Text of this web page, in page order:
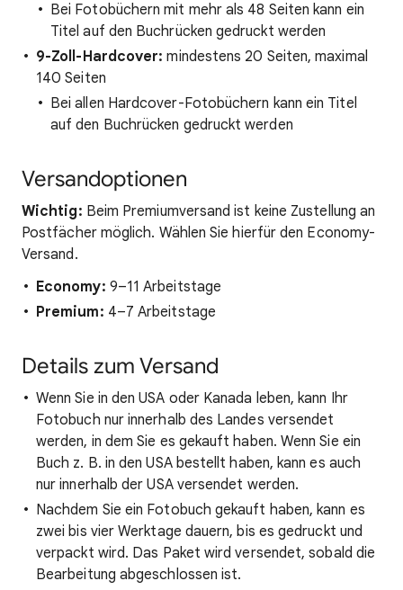
Bei Fotobüchern mit mehr als 48 Seiten kann ein
Titel auf den Buchrücken gedruckt werden
9-Zoll-Hardcover: mindestens 20 Seiten, maximal
140 Seiten
Bei allen Hardcover-Fotobüchern kann ein Titel
auf den Buchrücken gedruckt werden
Versandoptionen
Wichtig: Beim Premiumversand ist keine Zustellung an
Postfächer möglich. Wählen Sie hierfür den Economy-
Versand.
Economy: 9–11 Arbeitstage
Premium: 4–7 Arbeitstage
Details zum Versand
Wenn Sie in den USA oder Kanada leben, kann Ihr
Fotobuch nur innerhalb des Landes versendet
werden, in dem Sie es gekauft haben. Wenn Sie ein
Buch z. B. in den USA bestellt haben, kann es auch
nur innerhalb der USA versendet werden.
Nachdem Sie ein Fotobuch gekauft haben, kann es
zwei bis vier Werktage dauern, bis es gedruckt und
verpackt wird. Das Paket wird versendet, sobald die
Bearbeitung abgeschlossen ist.